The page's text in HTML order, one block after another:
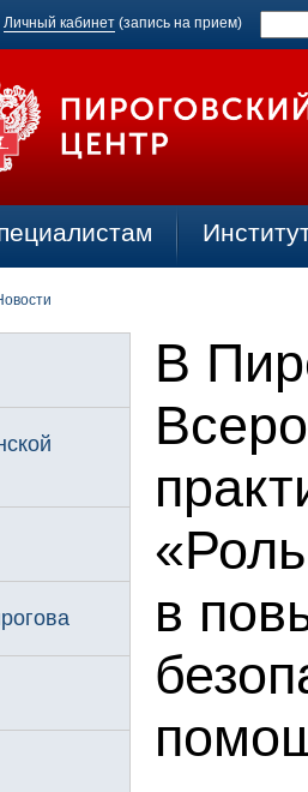
Личный кабинет (запись на прием)
В
в